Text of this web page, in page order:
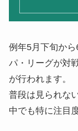
例年5月下旬か
パ・リーグが対
が行われます。
普段は見られな
中でも特に注目